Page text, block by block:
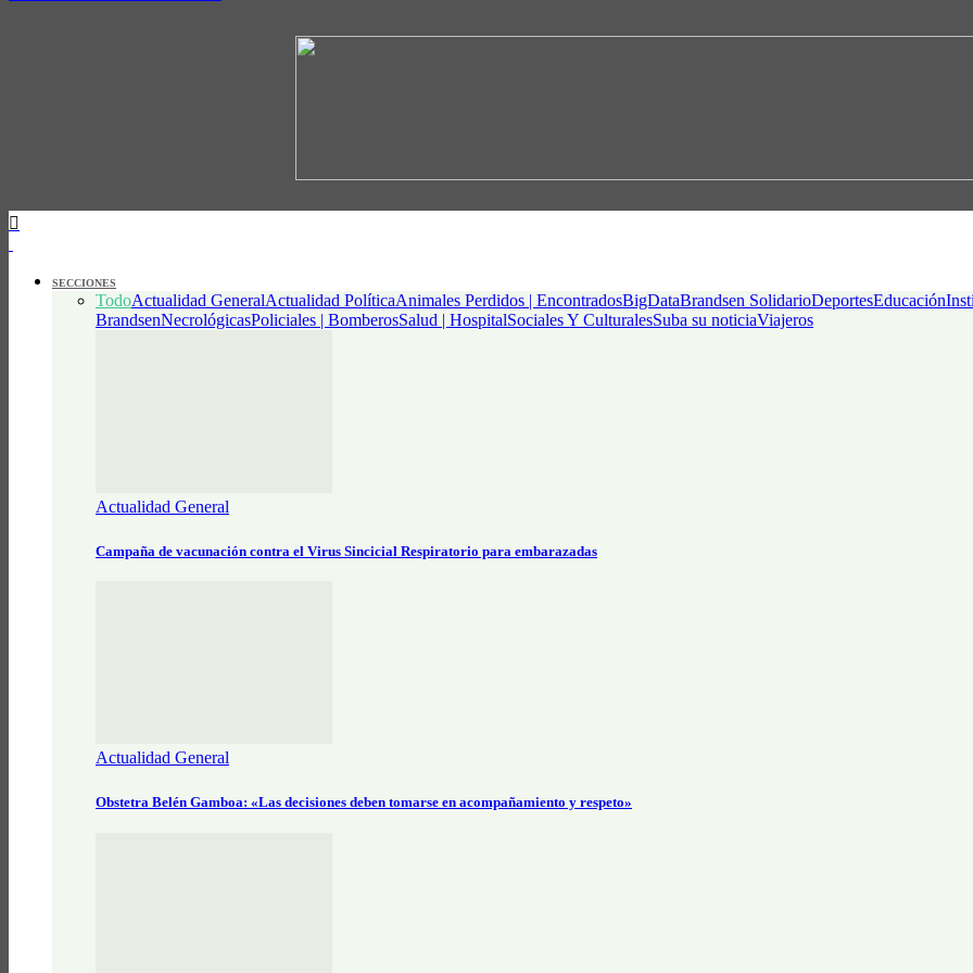
SECCIONES
TodoActualidad GeneralActualidad PolíticaAnimales Perdidos | EncontradosBigDataBrandsen SolidarioDeportesEducación
BrandsenNecrológicasPoliciales | BomberosSalud | HospitalSociales Y CulturalesSuba su noticiaViajeros
Actualidad General
Campaña de vacunación contra el Virus Sincicial Respiratorio para embarazadas
Actualidad General
Obstetra Belén Gamboa: «Las decisiones deben tomarse en acompañamiento y respeto»